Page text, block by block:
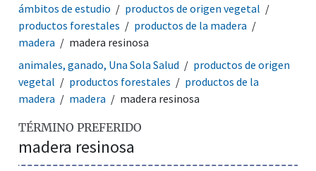
ámbitos de estudio
productos de origen vegetal
productos forestales
productos de la madera
madera
madera resinosa
animales, ganado, Una Sola Salud
productos de origen
vegetal
productos forestales
productos de la
madera
madera madera resinosa
TÉRMINO PREFERIDO
madera resinosa